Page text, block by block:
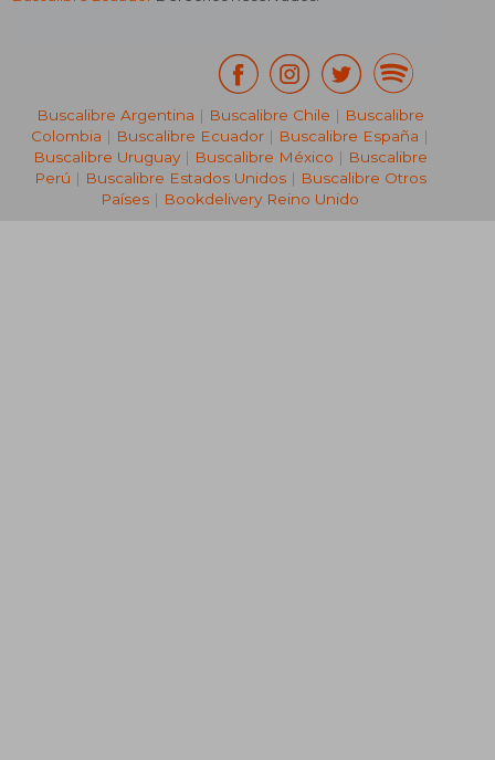
Buscalibre Argentina | Buscalibre Chile | Buscalibre
Colombia | Buscalibre Ecuador | Buscalibre España |
Buscalibre Uruguay| Buscalibre México | Buscalibre
Perú | Buscalibre Estados Unidos| Buscalibre Otros
Países | Bookdelivery Reino Unido